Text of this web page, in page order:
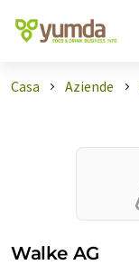
Casa Aziende
Walke AG